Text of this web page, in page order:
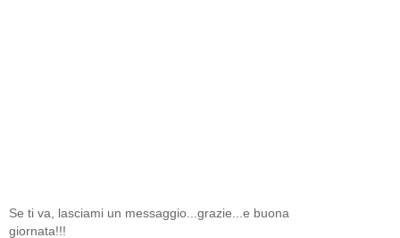
Se ti va, lasciami un messaggio...grazie...e buona
giornata!!!